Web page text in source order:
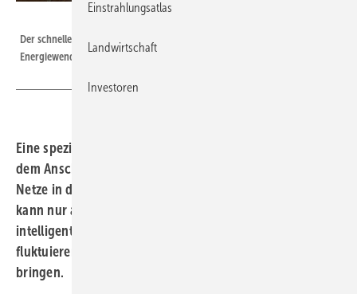
Der schnelle Anschluss von Solarprojekten ist ein drängendes Thema der
Energiewende.
Eine spezielle Session in Bad Staffelstein widmete sich
dem Anschluss der Solarkraftwerke und dem Ausbau der
Netze in den drei Verteilebenen. Denn die Energiewende
kann nur an Dynamik gewinnen, wenn das Netz
intelligenter wird. Es muss möglichst schnell viel mehr
fluktuierende Energien aufnehmen und an die Kunden
bringen.
Einstrahlungsatlas
Landwirtschaft
Investoren